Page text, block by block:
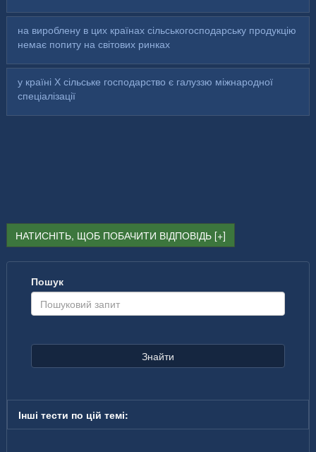
на вироблену в цих країнах сільськогосподарську продукцію
немає попиту на світових ринках
у країні Х сільське господарство є галуззю міжнародної
спеціалізації
НАТИСНІТЬ, ЩОБ ПОБАЧИТИ ВІДПОВІДЬ
Пошук
Знайти
Інші тести по цій темі: